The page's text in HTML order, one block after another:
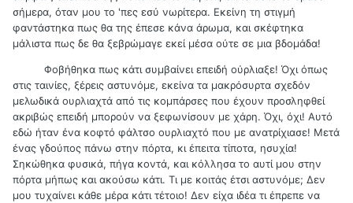
σήμερα, όταν μου το 'πες εσύ νωρίτερα. Εκείνη τη στιγμή
φαντάστηκα πως θα της έπεσε κάνα άρωμα, και σκέφτηκα
μάλιστα πως δε θα ξεβρώμαγε εκεί μέσα ούτε σε μια βδομάδα!
Φοβήθηκα πως κάτι συμβαίνει επειδή ούρλιαξε! Όχι όπως
στις ταινίες, ξέρεις αστυνόμε, εκείνα τα μακρόσυρτα σχεδόν
μελωδικά ουρλιαχτά από τις κομπάρσες που έχουν προσληφθεί
ακριβώς επειδή μπορούν να ξεφωνίσουν με χάρη. Όχι, όχι! Αυτό
εδώ ήταν ένα κοφτό φάλτσο ουρλιαχτό που με ανατρίχιασε! Μετά
ένας γδούπος πάνω στην πόρτα, κι έπειτα τίποτα, ησυχία!
Σηκώθηκα φυσικά, πήγα κοντά, και κόλλησα το αυτί μου στην
πόρτα μήπως και ακούσω κάτι. Τι με κοιτάς έτσι αστυνόμε; Δεν
μου τυχαίνει κάθε μέρα κάτι τέτοιο! Δεν είχα ιδέα τι έπρεπε να